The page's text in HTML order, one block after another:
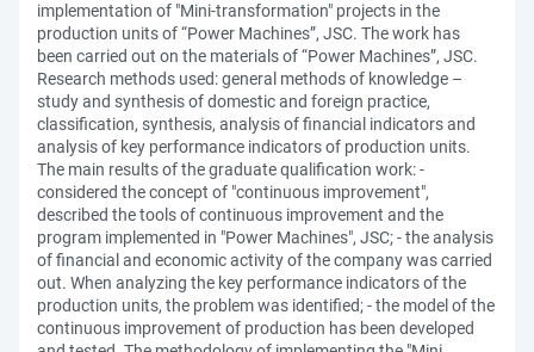
implementation of "Mini-transformation" projects in the
production units of “Power Machines”, JSC. The work has
been carried out on the materials of “Power Machines”, JSC.
Research methods used: general methods of knowledge –
study and synthesis of domestic and foreign practice,
classification, synthesis, analysis of financial indicators and
analysis of key performance indicators of production units.
The main results of the graduate qualification work: -
considered the concept of "continuous improvement",
described the tools of continuous improvement and the
program implemented in "Power Machines", JSC; - the analysis
of financial and economic activity of the company was carried
out. When analyzing the key performance indicators of the
production units, the problem was identified; - the model of the
continuous improvement of production has been developed